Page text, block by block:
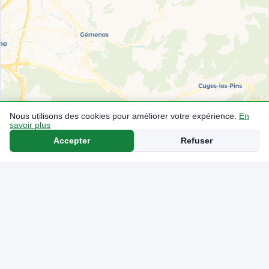
Nous utilisons des cookies pour améliorer votre expérience.
En
savoir plus
Accepter Refuser